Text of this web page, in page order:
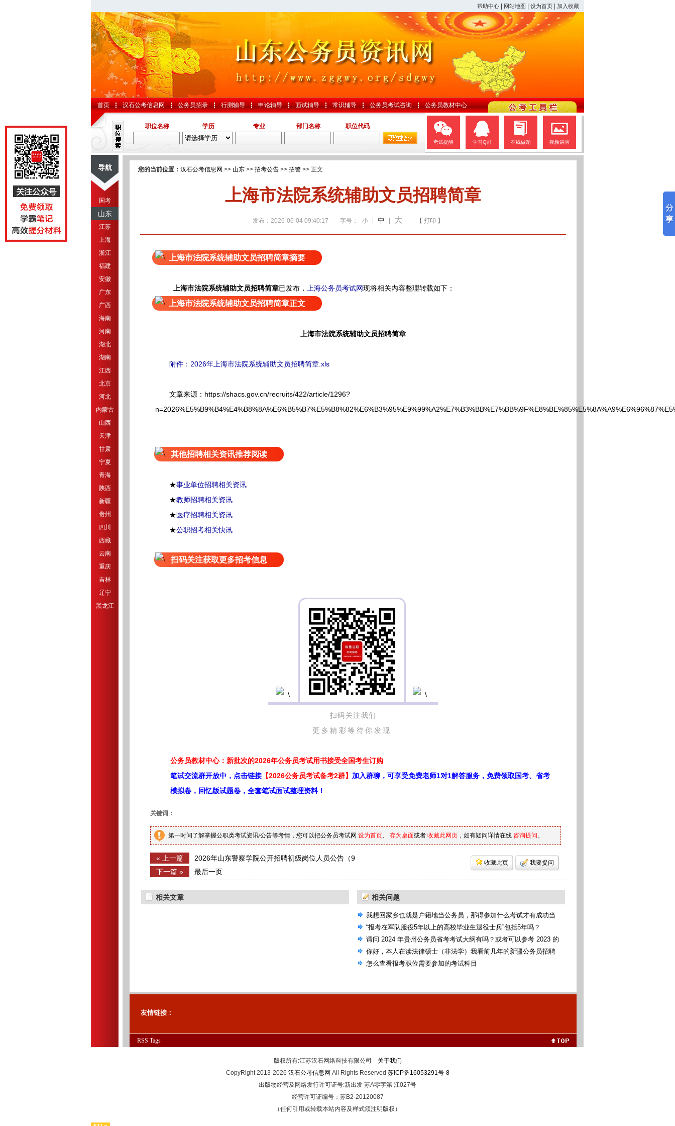
帮助中心 网站地图 设为首页 加入收藏
首页 汉石公考信息网 公务员招录 行测辅导 申论辅导 面试辅导 常识辅导 公务员考试咨询 公务员教材中心
职位名称 学历 专业 部门名称 职位代码
考试提醒 学习Q群 在线做题 视频讲演
导航
国考
山东
江苏
上海
浙江
福建
安徽
广东
广西
海南
河南
湖北
湖南
江西
北京
河北
内蒙古
山西
天津
甘肃
宁夏
青海
陕西
新疆
贵州
四川
西藏
云南
重庆
吉林
辽宁
黑龙江
您的当前位置： 汉石公考信息网 >> 山东 >> 招考公告 >> 招警 >> 正文
上海市法院系统辅助文员招聘简章
发布：2026-06-04 09:40:17 字号： 小 中 大 【 打印 】
上海市法院系统辅助文员招聘简章摘要
上海市法院系统辅助文员招聘简章已发布， 上海公务员考试网现将相关内容整理转载如下：
上海市法院系统辅助文员招聘简章正文
上海市法院系统辅助文员招聘简章
附件：2026年上海市法院系统辅助文员招聘简章.xls
文章来源：https://shacs.gov.cn/recruits/422/article/1296?
其他招聘相关资讯推荐阅读
★事业单位招聘相关资讯
★教师招聘相关资讯
★医疗招聘相关资讯
★公职招考相关快讯
扫码关注获取更多招考信息
扫码关注我们
更多精彩等待你发现
公务员教材中心：新批次的2026年公务员考试用书接受全国考生订购
笔试交流群开放中，点击链接 【2026公务员考试备考2群】 加入群聊，可享受免费老师1对1解答服务，免费领取国考、省考
模拟卷，回忆版试题卷，全套笔试面试整理资料！
关键词：
第一时间了解掌握公职类考试资讯/公告等考情，您可以把公务员考试网 设为首页、 存为桌面或者 收藏此网页 ，如有疑问详情在线 咨询提问。
« 上一篇 2026年山东警察学院公开招聘初级岗位人员公告（9
人）
下一篇 » 最后一页
收藏此页 我要提问
相关文章 相关问题
我想回家乡也就是户籍地当公务员，那得参加什么考试才有成功当
选的机会，国考省考还是联考统考
“报考在军队服役5年以上的高校毕业生退役士兵”包括5年吗？
请问 2024 年贵州公务员省考考试大纲有吗？或者可以参考 2023 的
考试大纲吗？
你好，本人在读法律硕士（非法学）我看前几年的新疆公务员招聘
公告，里面有些专业要求本科法学类，我可以报考这些专业吗（本
怎么查看报考职位需要参加的考试科目
友情链接：
RSS Tags
版权所有:江苏汉石网络科技有限公司
关于我们
CopyRight 2013-2026 汉石公考信息网 All Rights Reserved 苏ICP备16053291号-8
出版物经营及网络发行许可证号:新出发 苏A零字第 江027号
经营许可证编号：苏B2-20120087
（任何引用或转载本站内容及样式须注明版权）